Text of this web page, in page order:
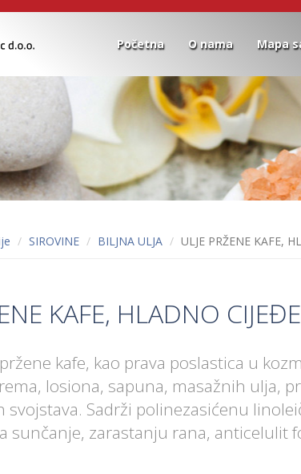
Početna O nama Mapa
SIROVINE BILJNA ULJA ULJE PRŽENE KAFE,
KAFE, HLADNO
kafe, kao prava poslastica u
losiona, sapuna, masažnih ulja,
svojstava. Sadrži polinezasićenu
sunčanje, zarastanju rana, anticelulit